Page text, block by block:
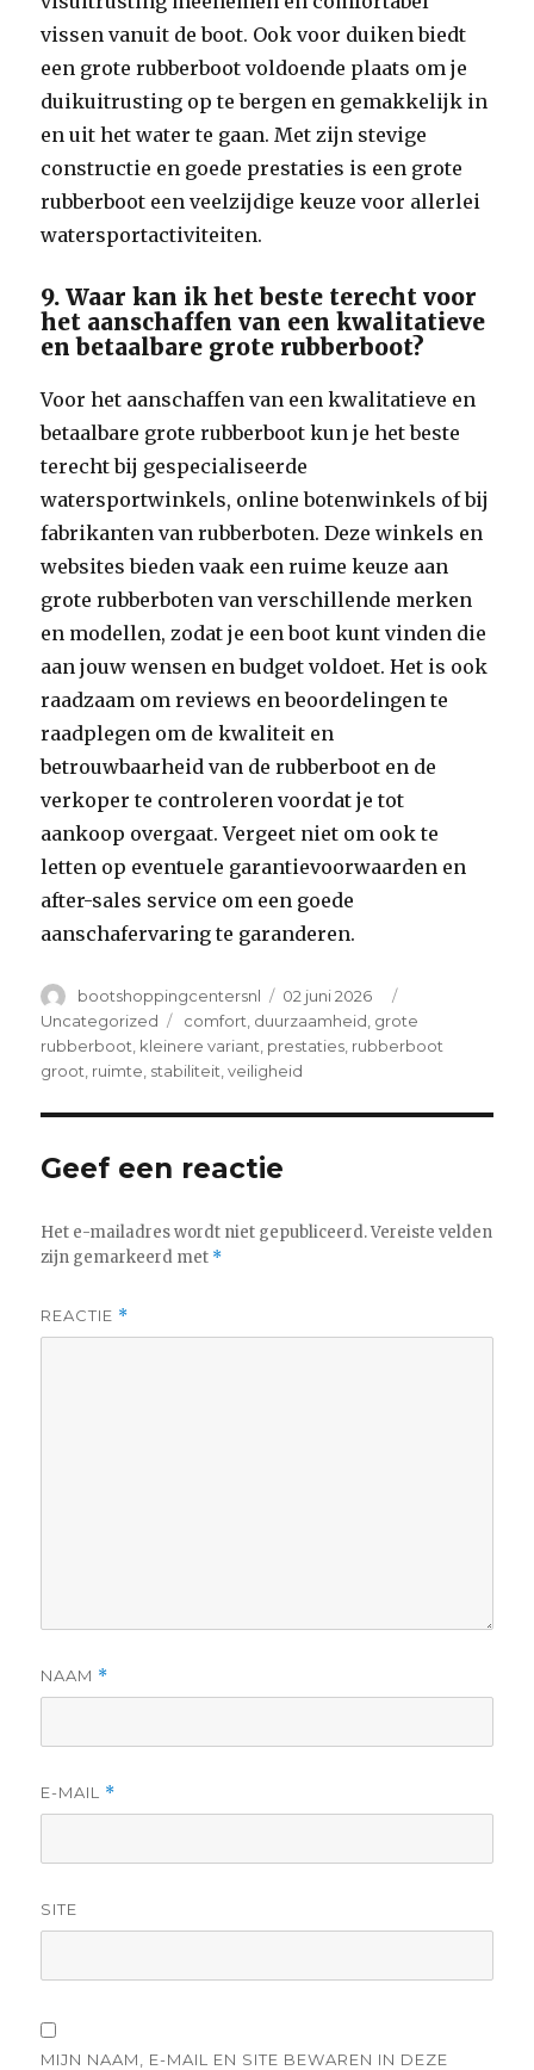
vissen vanuit de boot. Ook voor duiken biedt
een grote rubberboot voldoende plaats om je
duikuitrusting op te bergen en gemakkelijk in
en uit het water te gaan. Met zijn stevige
constructie en goede prestaties is een grote
rubberboot een veelzijdige keuze voor allerlei
watersportactiviteiten.
9. Waar kan ik het beste terecht voor
het aanschaffen van een kwalitatieve
en betaalbare grote rubberboot?
Voor het aanschaffen van een kwalitatieve en
betaalbare grote rubberboot kun je het beste
terecht bij gespecialiseerde
watersportwinkels, online botenwinkels of bij
fabrikanten van rubberboten. Deze winkels en
websites bieden vaak een ruime keuze aan
grote rubberboten van verschillende merken
en modellen, zodat je een boot kunt vinden die
aan jouw wensen en budget voldoet. Het is ook
raadzaam om reviews en beoordelingen te
raadplegen om de kwaliteit en
betrouwbaarheid van de rubberboot en de
verkoper te controleren voordat je tot
aankoop overgaat. Vergeet niet om ook te
letten op eventuele garantievoorwaarden en
after-sales service om een goede
aanschafervaring te garanderen.
Author
bootshoppingcentersnl
Posted
on
02 juni 2026
Uncategorized
Tags
comfort duurzaamheid grote
rubberboot kleinere variant prestaties rubberboot
groot ruimte stabiliteit ,veiligheid
Geef een reactie
Het e-mailadres wordt niet gepubliceerd. Vereiste velden
zijn gemarkeerd met *
REACTIE *
NAAM *
E-MAIL *
SITE
MIJN NAAM, E-MAIL EN SITE BEWAREN IN DEZE